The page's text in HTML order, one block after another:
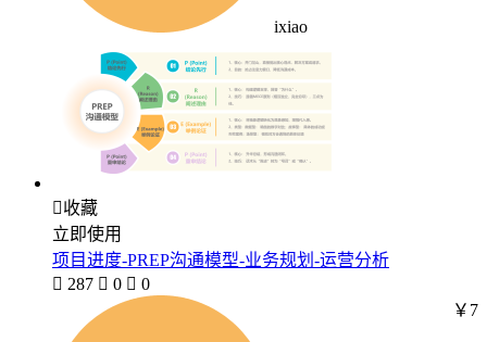
ixiao
收藏
立即使用
项目进度-PREP沟通模型-业务规划-运营分析
 287  0  0
￥7